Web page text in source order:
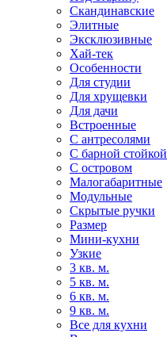
Скандинавские
Элитные
Эксклюзивные
Хай-тек
Особенности
Для студии
Для хрущевки
Для дачи
Встроенные
С антресолями
С барной стойкой
С островом
Малогабаритные
Модульные
Скрытые ручки
Размер
Мини-кухни
Узкие
3 кв. м.
5 кв. м.
6 кв. м.
9 кв. м.
Все для кухни